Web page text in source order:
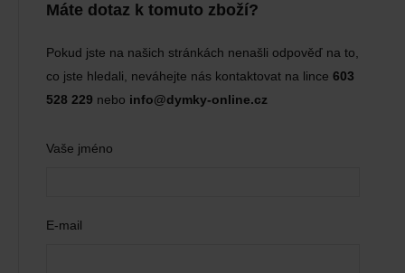
Máte dotaz k tomuto zboží?
Pokud jste na našich stránkách nenašli odpověď na to,
co jste hledali, neváhejte nás kontaktovat na lince 603
528 229 nebo info@dymky-online.cz
Vaše jméno
E-mail